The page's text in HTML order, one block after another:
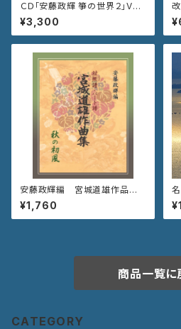
ＣＤ「安藤政輝 箏の世界２」VZC
G-655
¥3,300
安藤政輝編 宮城道雄作品集
《秋の初風》
¥1,760
商品一覧に
CATEGORY